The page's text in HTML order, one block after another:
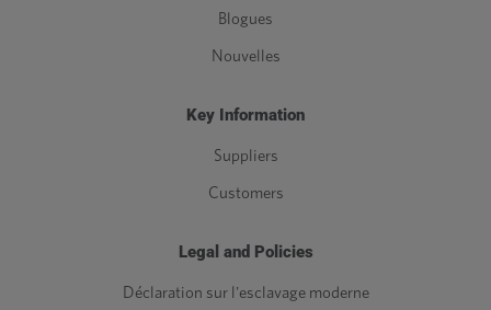
Blogues
Nouvelles
Key Information
Suppliers
Customers
Legal and Policies
Déclaration sur l'esclavage moderne